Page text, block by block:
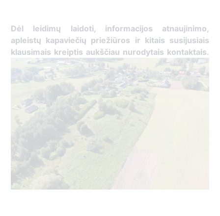
Dėl leidimų laidoti, ​informacijos atnaujinimo,
apleistų kapaviečių priežiūros ir kitais susijusiais
klausimais kreiptis ​aukščiau nurodytais kontaktais.